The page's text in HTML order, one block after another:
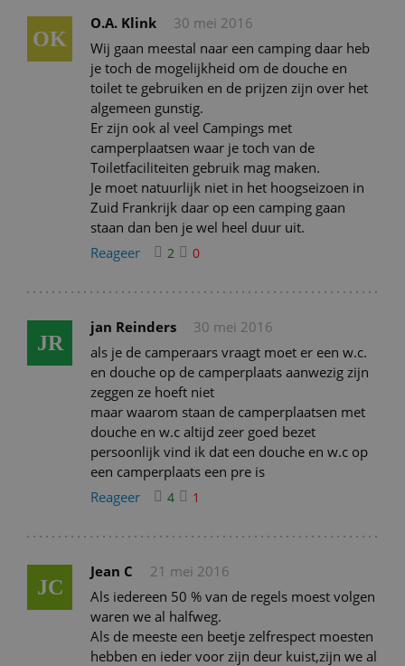
OK
O.A. Klink
30 mei 2016
Wij gaan meestal naar een camping daar heb
je toch de mogelijkheid om de douche en
toilet te gebruiken en de prijzen zijn over het
algemeen gunstig.
Er zijn ook al veel Campings met
camperplaatsen waar je toch van de
Toiletfaciliteiten gebruik mag maken.
Je moet natuurlijk niet in het hoogseizoen in
Zuid Frankrijk daar op een camping gaan
staan dan ben je wel heel duur uit.
Reageer
2 0
JR
jan Reinders
30 mei 2016
als je de camperaars vraagt moet er een w.c.
en douche op de camperplaats aanwezig zijn
zeggen ze hoeft niet
maar waarom staan de camperplaatsen met
douche en w.c altijd zeer goed bezet
persoonlijk vind ik dat een douche en w.c op
een camperplaats een pre is
Reageer
4 1
JC
Jean C
21 mei 2016
Als iedereen 50 % van de regels moest volgen
waren we al halfweg.
Als de meeste een beetje zelfrespect moesten
hebben en ieder voor zijn deur kuist,zijn we al